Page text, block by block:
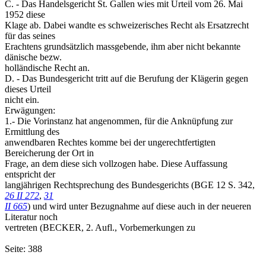
C. - Das Handelsgericht St. Gallen wies mit Urteil vom 26. Mai
1952 diese
Klage ab. Dabei wandte es schweizerisches Recht als Ersatzrecht
für das seines
Erachtens grundsätzlich massgebende, ihm aber nicht bekannte
dänische bezw.
holländische Recht an.
D. - Das Bundesgericht tritt auf die Berufung der Klägerin gegen
dieses Urteil
nicht ein.
Erwägungen:
1.- Die Vorinstanz hat angenommen, für die Anknüpfung zur
Ermittlung des
anwendbaren Rechtes komme bei der ungerechtfertigten
Bereicherung der Ort in
Frage, an dem diese sich vollzogen habe. Diese Auffassung
entspricht der
langjährigen Rechtsprechung des Bundesgerichts (BGE 12 S. 342,
26 II 272, 31
II 665) und wird unter Bezugnahme auf diese auch in der neueren
Literatur noch
vertreten (BECKER, 2. Aufl., Vorbemerkungen zu
Seite: 388